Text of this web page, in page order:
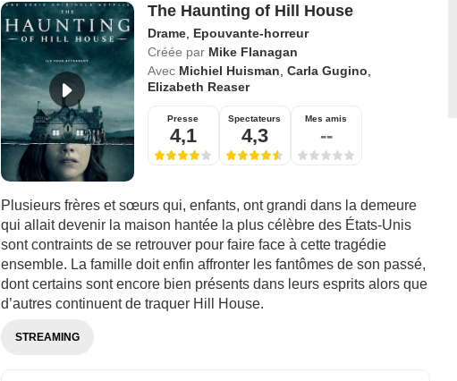
The Haunting of Hill House
Drame, Epouvante-horreur
Créée par Mike Flanagan
Avec Michiel Huisman Carla Gugino
Elizabeth Reaser
Presse
4,1
Spectateurs
4,3
Mes amis
--
Plusieurs frères et sœurs qui, enfants, ont grandi dans la demeure
qui allait devenir la maison hantée la plus célèbre des États-Unis
sont contraints de se retrouver pour faire face à cette tragédie
ensemble. La famille doit enfin affronter les fantômes de son passé,
dont certains sont encore bien présents dans leurs esprits alors que
d’autres continuent de traquer Hill House.
STREAMING